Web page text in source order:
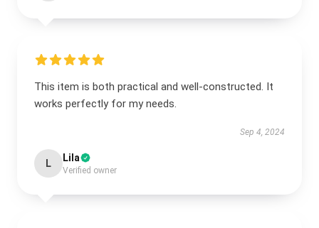
This item is both practical and well-constructed. It
works perfectly for my needs.
Sep 4, 2024
L Lila
Verified owner